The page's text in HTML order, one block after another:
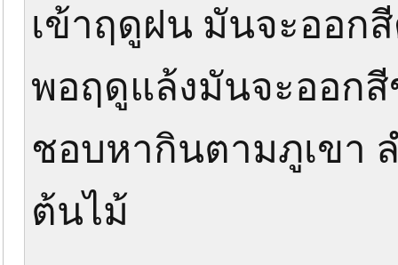
เข้าฤดูฝน มันจะออ
พอฤดูแล้งมันจะออก
ชอบหากินตามภูเขา
ต้นไม้